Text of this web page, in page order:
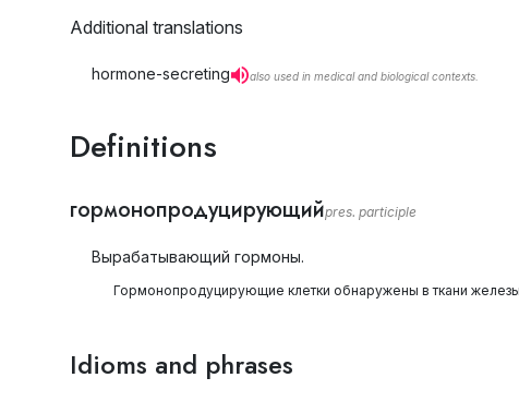
Additional translations
hormone-secreting also used in medical and biological contexts.
Definitions
гормонопродуцирующийpres. participle
Вырабатывающий гормоны.
Гормонопродуцирующие клетки обнаружены в ткани
Idioms and phrases